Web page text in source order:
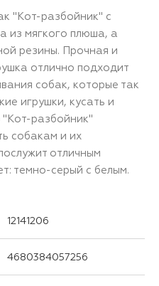
"Кот-разбойник" с
из мягкого плюша, а
резины. Прочная и
отлично подходит
собак, которые так
игрушки, кусать и
"Кот-разбойник"
собакам и их
отличным
темно-серый с белым.
12141206
4680384057256